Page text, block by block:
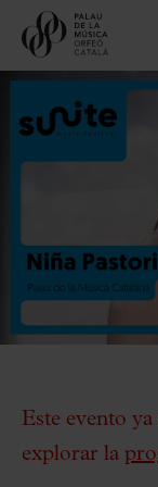
Este evento
explorar la